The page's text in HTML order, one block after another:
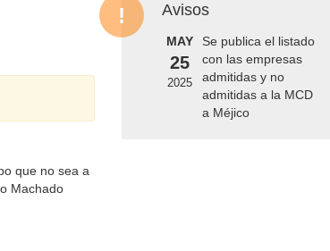
que no sea a
Machado
Avisos
MAY
25
2025
Se publica el listado
con las empresas
admitidas y no
admitidas a la MCD
a Méjico